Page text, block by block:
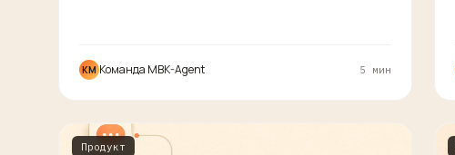
КM Команда MBK-Agent 5 мин
Продукт